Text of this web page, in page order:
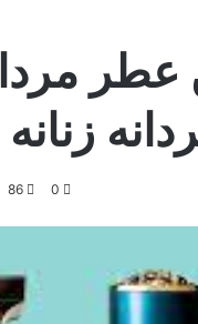
عطر
86